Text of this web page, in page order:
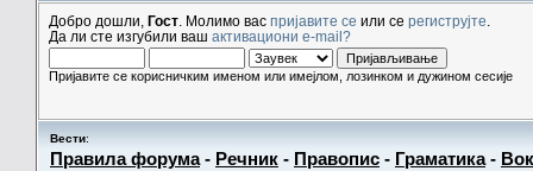
Добро дошли, Гост . Молимо вас пријавите се или се региструјте
Да ли сте изгубили ваш активациони e-mail?
Пријавите се корисничким именом или имејлом, лозинком и дужином сесије
Вести:
Правила форума- Речник - Правопис - Граматика-